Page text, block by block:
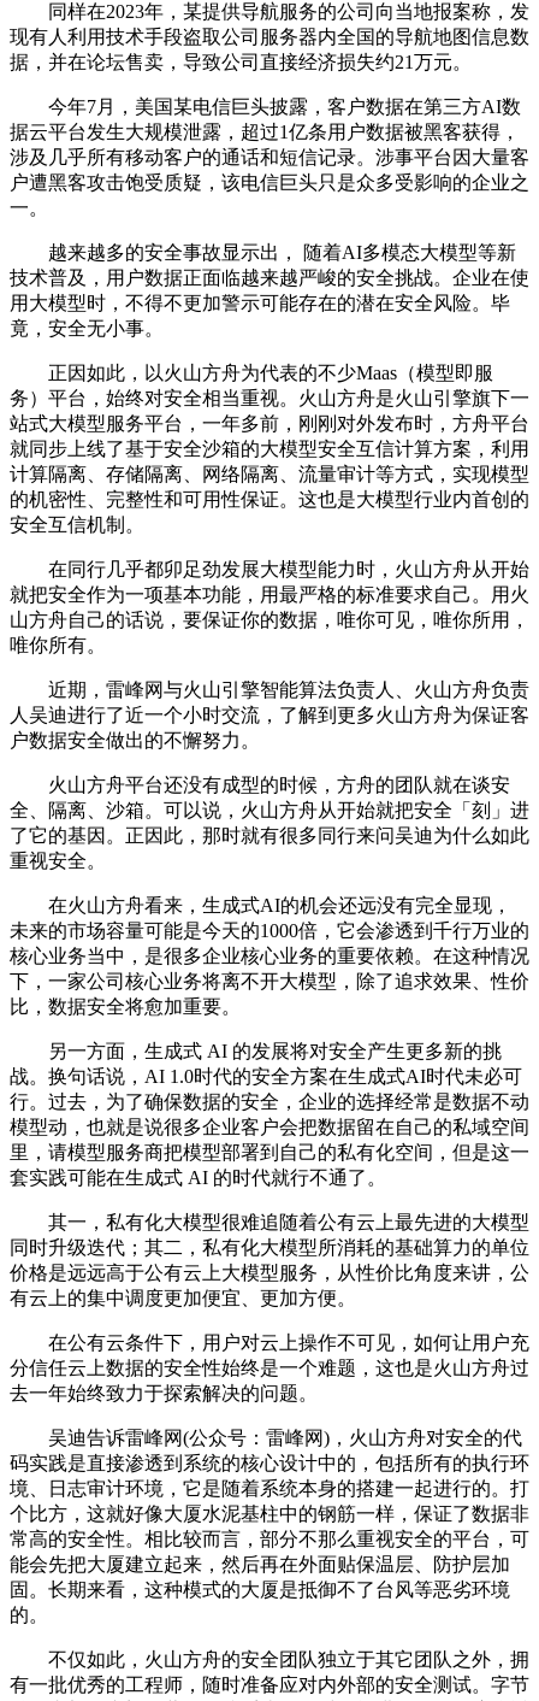
同样在2023年，某提供导航服务的公司向当地报案称，发
现有人利用技术手段盗取公司服务器内全国的导航地图信息数
据，并在论坛售卖，导致公司直接经济损失约21万元。
今年7月，美国某电信巨头披露，客户数据在第三方AI数
据云平台发生大规模泄露，超过1亿条用户数据被黑客获得，
涉及几乎所有移动客户的通话和短信记录。涉事平台因大量客
户遭黑客攻击饱受质疑，该电信巨头只是众多受影响的企业之
一。
越来越多的安全事故显示出， 随着AI多模态大模型等新
技术普及，用户数据正面临越来越严峻的安全挑战。企业在使
用大模型时，不得不更加警示可能存在的潜在安全风险。毕
竟，安全无小事。
正因如此，以火山方舟为代表的不少Maas（模型即服
务）平台，始终对安全相当重视。火山方舟是火山引擎旗下一
站式大模型服务平台，一年多前，刚刚对外发布时，方舟平台
就同步上线了基于安全沙箱的大模型安全互信计算方案，利用
计算隔离、存储隔离、网络隔离、流量审计等方式，实现模型
的机密性、完整性和可用性保证。这也是大模型行业内首创的
安全互信机制。
在同行几乎都卯足劲发展大模型能力时，火山方舟从开始
就把安全作为一项基本功能，用最严格的标准要求自己。用火
山方舟自己的话说，要保证你的数据，唯你可见，唯你所用，
唯你所有。
近期，雷峰网与火山引擎智能算法负责人、火山方舟负责
人吴迪进行了近一个小时交流，了解到更多火山方舟为保证客
户数据安全做出的不懈努力。
火山方舟平台还没有成型的时候，方舟的团队就在谈安
全、隔离、沙箱。可以说，火山方舟从开始就把安全「刻」进
了它的基因。正因此，那时就有很多同行来问吴迪为什么如此
重视安全。
在火山方舟看来，生成式AI的机会还远没有完全显现，
未来的市场容量可能是今天的1000倍，它会渗透到千行万业的
核心业务当中，是很多企业核心业务的重要依赖。在这种情况
下，一家公司核心业务将离不开大模型，除了追求效果、性价
比，数据安全将愈加重要。
另一方面，生成式 AI 的发展将对安全产生更多新的挑
战。换句话说，AI 1.0时代的安全方案在生成式AI时代未必可
行。过去，为了确保数据的安全，企业的选择经常是数据不动
模型动，也就是说很多企业客户会把数据留在自己的私域空间
里，请模型服务商把模型部署到自己的私有化空间，但是这一
套实践可能在生成式 AI 的时代就行不通了。
其一，私有化大模型很难追随着公有云上最先进的大模型
同时升级迭代；其二，私有化大模型所消耗的基础算力的单位
价格是远远高于公有云上大模型服务，从性价比角度来讲，公
有云上的集中调度更加便宜、更加方便。
在公有云条件下，用户对云上操作不可见，如何让用户充
分信任云上数据的安全性始终是一个难题，这也是火山方舟过
去一年始终致力于探索解决的问题。
吴迪告诉雷峰网(公众号：雷峰网)，火山方舟对安全的代
码实践是直接渗透到系统的核心设计中的，包括所有的执行环
境、日志审计环境，它是随着系统本身的搭建一起进行的。打
个比方，这就好像大厦水泥基柱中的钢筋一样，保证了数据非
常高的安全性。相比较而言，部分不那么重视安全的平台，可
能会先把大厦建立起来，然后再在外面贴保温层、防护层加
固。长期来看，这种模式的大厦是抵御不了台风等恶劣环境
的。
不仅如此，火山方舟的安全团队独立于其它团队之外，拥
有一批优秀的工程师，随时准备应对内外部的安全测试。字节